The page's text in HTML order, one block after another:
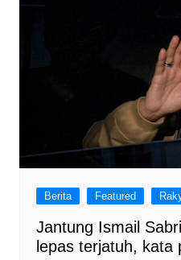
Berita Featured
Jantung Ismail
lepas terjatuh, kata